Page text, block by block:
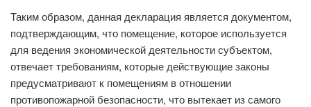
Таким образом, данная декларация является документом,
подтверждающим, что помещение, которое используется
для ведения экономической деятельности субъектом,
отвечает требованиям, которые действующие законы
предусматривают к помещениям в отношении
противопожарной безопасности, что вытекает из самого